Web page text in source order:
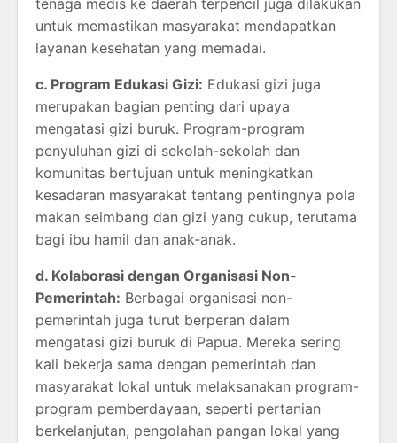
tenaga medis ke daerah terpencil juga dilakukan
untuk memastikan masyarakat mendapatkan
layanan kesehatan yang memadai.
c. Program Edukasi Gizi: Edukasi gizi juga
merupakan bagian penting dari upaya
mengatasi gizi buruk. Program-program
penyuluhan gizi di sekolah-sekolah dan
komunitas bertujuan untuk meningkatkan
kesadaran masyarakat tentang pentingnya pola
makan seimbang dan gizi yang cukup, terutama
bagi ibu hamil dan anak-anak.
d. Kolaborasi dengan Organisasi Non-
Pemerintah: Berbagai organisasi non-
pemerintah juga turut berperan dalam
mengatasi gizi buruk di Papua. Mereka sering
kali bekerja sama dengan pemerintah dan
masyarakat lokal untuk melaksanakan program-
program pemberdayaan, seperti pertanian
berkelanjutan, pengolahan pangan lokal yang